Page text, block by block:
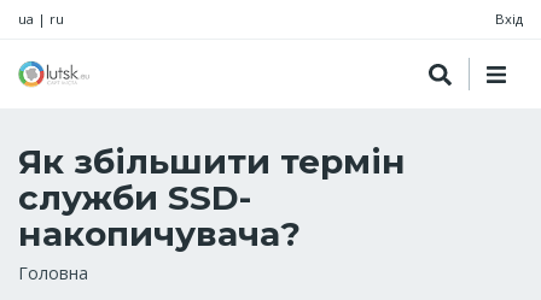
ua | ru Вхід
Як збільшити термін
служби SSD-
накопичувача?
Рядок
Головна